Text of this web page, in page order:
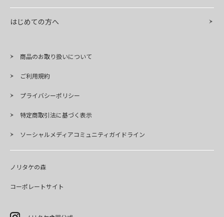
はじめての方へ
商品のお取り扱いについて
ご利用規約
プライバシーポリシー
特定商取引法に基づく表示
ソーシャルメディアコミュニティガイドライン
ノリタケの森
コーポレートサイト